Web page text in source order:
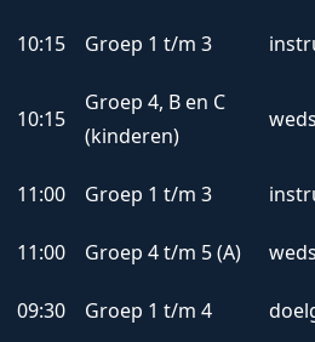
10:15 Groep 1 t/m 3
10:15
Groep 4, B en C
(kinderen)
11:00 Groep 1 t/m 3
11:00 Groep 4 t/m 5 (A)
09:30 Groep 1 t/m 4